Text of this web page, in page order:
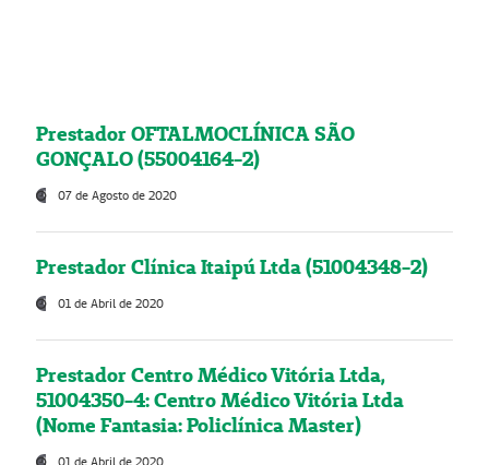
Prestador OFTALMOCLÍNICA SÃO
GONÇALO (55004164-2)
07 de Agosto de 2020
Prestador Clínica Itaipú Ltda (51004348-2)
01 de Abril de 2020
Prestador Centro Médico Vitória Ltda,
51004350-4: Centro Médico Vitória Ltda
(Nome Fantasia: Policlínica Master)
01 de Abril de 2020